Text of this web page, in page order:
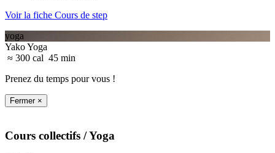
Voir la fiche Cours de step
yoga
Yako Yoga
≈ 300 cal 45 min
Prenez du temps pour vous !
Fermer ×
Cours collectifs / Yoga